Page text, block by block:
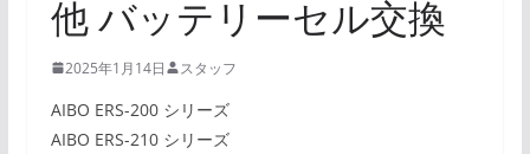
他 バッテリーセル交換
2025年1月14日 スタッフ
AIBO ERS-200 シリーズ
AIBO ERS-210 シリーズ